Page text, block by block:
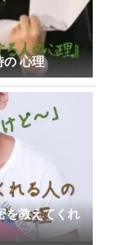
の 心理
教えてくれ